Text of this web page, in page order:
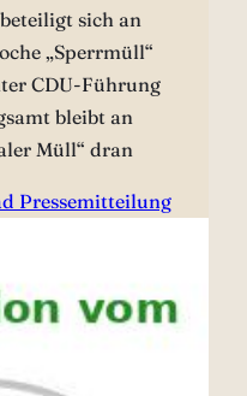
sich an
„Sperrmüll“
CDU-Führung
bleibt an
Müll“ dran
Pressemitteilung